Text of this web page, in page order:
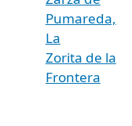
Pumareda,
La
Zorita de la
Frontera